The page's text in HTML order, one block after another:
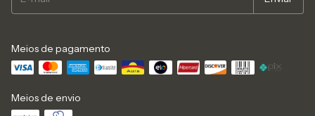
Meios de pagamento
Meios de envio